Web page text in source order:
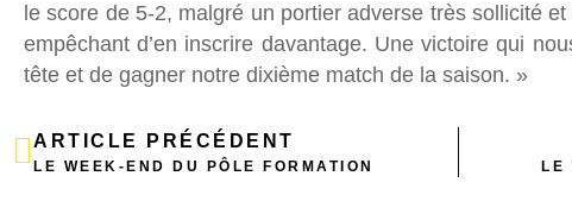
le score de 5-2, malgré un portier adverse très sollicité
empêchant d’en inscrire davantage. Une victoire qui
tête et de gagner notre dixième match de la saison. »
ARTICLE PRÉCÉDENT
LE WEEK-END DU PÔLE FORMATION LE